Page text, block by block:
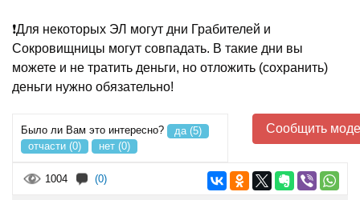
❗️Для некоторых ЭЛ могут дни Грабителей и
Сокровищницы могут совпадать. В такие дни вы
можете и не тратить деньги, но отложить (сохранить)
деньги нужно обязательно!
Было ли Вам это интересно?
да (5)
отчасти (0)
нет (0)
Сообщить
1004 (0)